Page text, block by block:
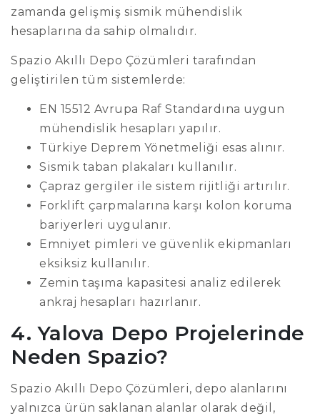
zamanda gelişmiş sismik mühendislik
hesaplarına da sahip olmalıdır.
Spazio Akıllı Depo Çözümleri tarafından
geliştirilen tüm sistemlerde:
EN 15512 Avrupa Raf Standardına uygun
mühendislik hesapları yapılır.
Türkiye Deprem Yönetmeliği esas alınır.
Sismik taban plakaları kullanılır.
Çapraz gergiler ile sistem rijitliği artırılır.
Forklift çarpmalarına karşı kolon koruma
bariyerleri uygulanır.
Emniyet pimleri ve güvenlik ekipmanları
eksiksiz kullanılır.
Zemin taşıma kapasitesi analiz edilerek
ankraj hesapları hazırlanır.
4. Yalova Depo Projelerinde
Neden Spazio?
Spazio Akıllı Depo Çözümleri, depo alanlarını
yalnızca ürün saklanan alanlar olarak değil,